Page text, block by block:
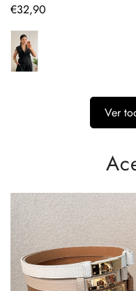
Preço
€32,90
Ver